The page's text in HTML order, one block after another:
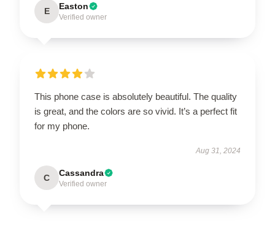
E Easton
Verified owner
This phone case is absolutely beautiful. The quality
is great, and the colors are so vivid. It’s a perfect fit
for my phone.
Aug 31, 2024
C Cassandra
Verified owner